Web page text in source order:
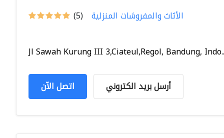
(5) الأثاث والمفروشات المنزلية
Jl Sawah Kurung III 3,Ciateul,Regol, Bandung,
اتصل الآن أرسل بريد الكتروني